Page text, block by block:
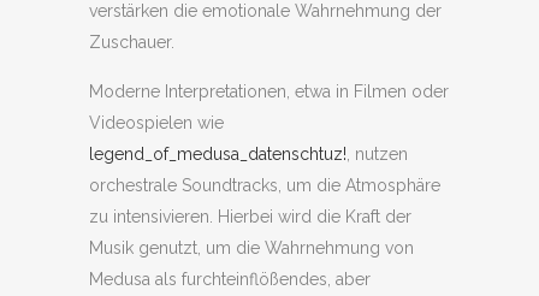
verstärken die emotionale Wahrnehmung der
Zuschauer.
Moderne Interpretationen, etwa in Filmen oder
Videospielen wie
legend_of_medusa_datenschtuz! , nutzen
orchestrale Soundtracks, um die Atmosphäre
zu intensivieren. Hierbei wird die Kraft der
Musik genutzt, um die Wahrnehmung von
Medusa als furchteinflößendes, aber